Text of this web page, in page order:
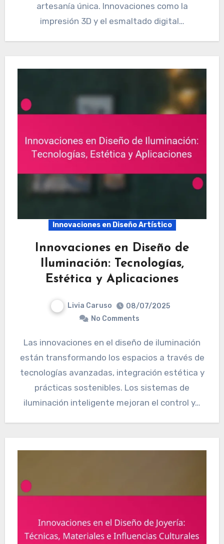
artesanía única. Innovaciones como la
impresión 3D y el esmaltado digital…
Innovaciones en Diseño Artístico
Innovaciones en Diseño de
Iluminación: Tecnologías,
Estética y Aplicaciones
Livia Caruso
08/07/2025
No Comments
Las innovaciones en el diseño de iluminación
están transformando los espacios a través de
tecnologías avanzadas, integración estética y
prácticas sostenibles. Los sistemas de
iluminación inteligente mejoran el control y…